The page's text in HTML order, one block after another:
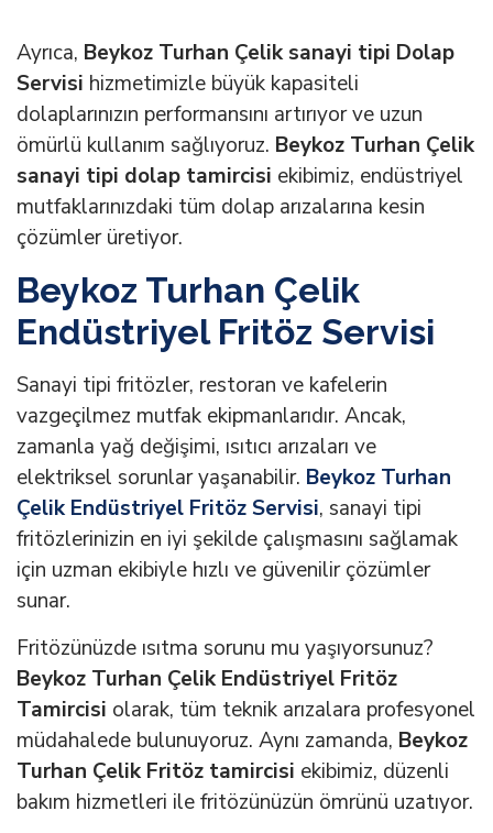
Ayrıca, Beykoz Turhan Çelik sanayi tipi Dolap
Servisi hizmetimizle büyük kapasiteli
dolaplarınızın performansını artırıyor ve uzun
ömürlü kullanım sağlıyoruz. Beykoz Turhan Çelik
sanayi tipi dolap tamircisi ekibimiz, endüstriyel
mutfaklarınızdaki tüm dolap arızalarına kesin
çözümler üretiyor.
Beykoz Turhan Çelik
Endüstriyel Fritöz Servisi
Sanayi tipi fritözler, restoran ve kafelerin
vazgeçilmez mutfak ekipmanlarıdır. Ancak,
zamanla yağ değişimi, ısıtıcı arızaları ve
elektriksel sorunlar yaşanabilir. Beykoz Turhan
Çelik Endüstriyel Fritöz Servisi, sanayi tipi
fritözlerinizin en iyi şekilde çalışmasını sağlamak
için uzman ekibiyle hızlı ve güvenilir çözümler
sunar.
Fritözünüzde ısıtma sorunu mu yaşıyorsunuz?
Beykoz Turhan Çelik Endüstriyel Fritöz
Tamircisi olarak, tüm teknik arızalara profesyonel
müdahalede bulunuyoruz. Aynı zamanda, Beykoz
Turhan Çelik Fritöz tamircisi ekibimiz, düzenli
bakım hizmetleri ile fritözünüzün ömrünü uzatıyor.